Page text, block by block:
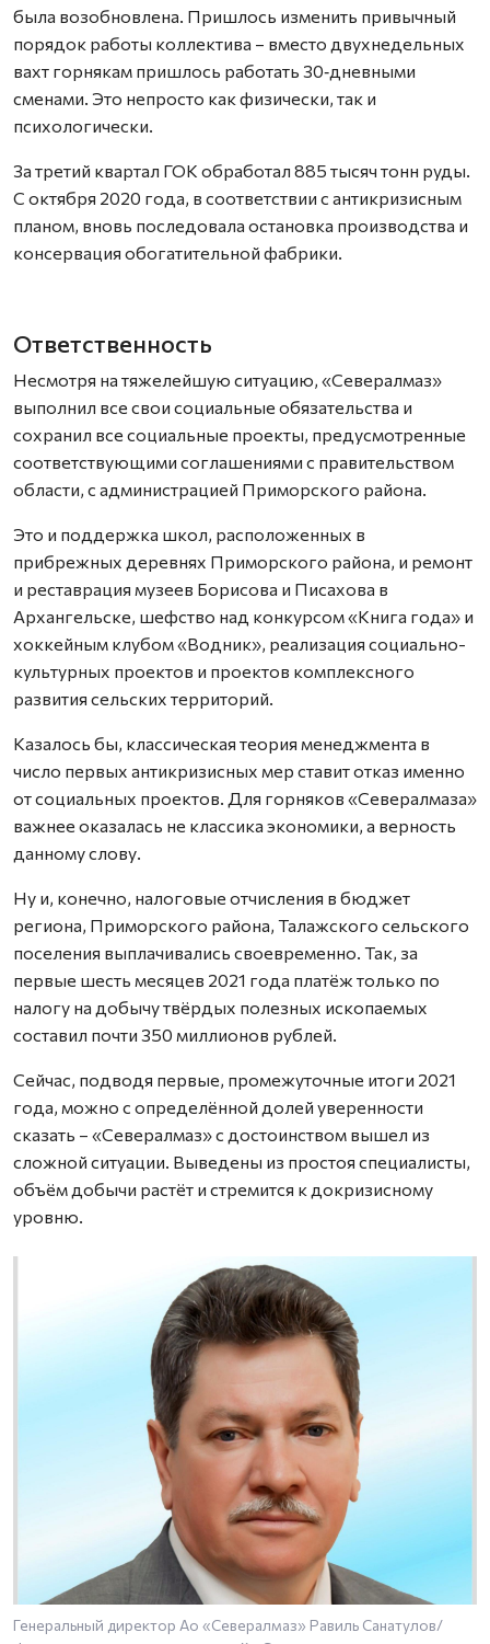
была возобновлена. Пришлось изменить привычный
порядок работы коллектива – вместо двухнедельных
вахт горнякам пришлось работать 30‑дневными
сменами. Это непросто как физически, так и
психологически.
За третий квартал ГОК обработал 885 тысяч тонн руды.
С октября 2020 года, в соответствии с антикризисным
планом, вновь последовала остановка производства и
консервация обогатительной фабрики.
Ответственность
Несмотря на тяжелейшую ситуацию, «Севералмаз»
выполнил все свои социальные обязательства и
сохранил все социальные проекты, предусмотренные
соответствующими соглашениями с правительством
области, с администрацией Приморского района.
Это и поддержка школ, расположенных в
прибрежных деревнях Приморского района, и ремонт
и реставрация музеев Борисова и Писахова в
Архангельске, шефство над конкурсом «Книга года» и
хоккейным клубом «Водник», реализация социально-
культурных проектов и проектов комплексного
развития сельских территорий.
Казалось бы, классическая теория менеджмента в
число первых антикризисных мер ставит отказ именно
от социальных проектов. Для горняков «Севералмаза»
важнее оказалась не классика экономики, а верность
данному слову.
Ну и, конечно, налоговые отчисления в бюджет
региона, Приморского района, Талажского сельского
поселения выплачивались своевременно. Так, за
первые шесть месяцев 2021 года платёж только по
налогу на добычу твёрдых полезных ископаемых
составил почти 350 миллионов рублей.
Сейчас, подводя первые, промежуточные итоги 2021
года, можно с определённой долей уверенности
сказать – «Севералмаз» с достоинством вышел из
сложной ситуации. Выведены из простоя специалисты,
объём добычи растёт и стремится к докризисному
уровню.
Генеральный директор Ао «Севералмаз» Равиль Санатулов/